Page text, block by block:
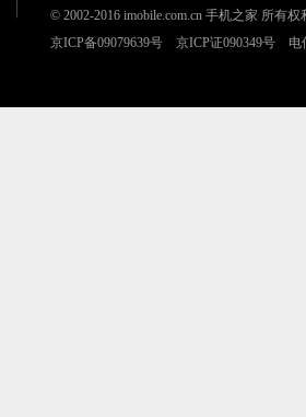
© 2002-2016 imobile.com.cn 手机之家 所有
京ICP备09079639号 京ICP证090349号 电